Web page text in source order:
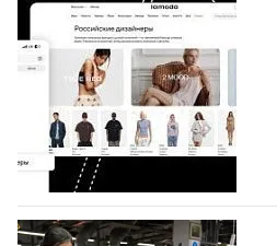
Shoes
Компания BALLINA
Co., Ltd., основанная в 2011
Гуанчжоу, столице моды
профессиональной обувной
объединяющей разработку,
07.08.2026 477
На платформе Lamoda -